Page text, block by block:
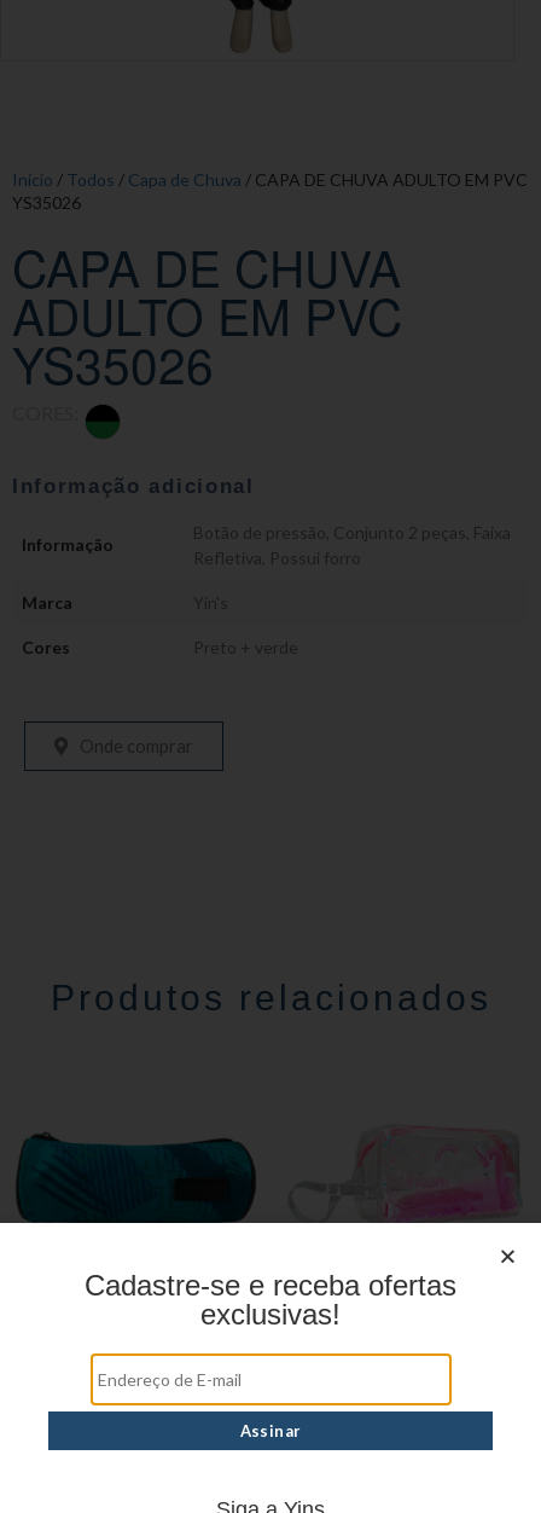
Início / Todos / Capa de Chuva / CAPA DE CHUVA ADULTO EM PVC
YS35026
CAPA DE CHUVA
ADULTO EM PVC
YS35026
Informação adicional
Informação
Botão de pressão Conjunto 2 peças Faixa
Refletiva Possui forro
Marca Yin's
Cores Preto + verde
Onde comprar
Produtos relacionados
Cadastre-se e receba ofertas
exclusivas!